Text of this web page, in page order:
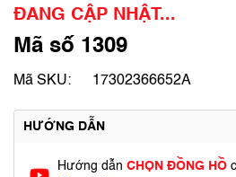
ĐANG CẬP NHẬT...
Mã số 1309
Mã SKU: 17302366652A
HƯỚNG DẪN
Hướng dẫn CHỌN ĐỒNG HỒ